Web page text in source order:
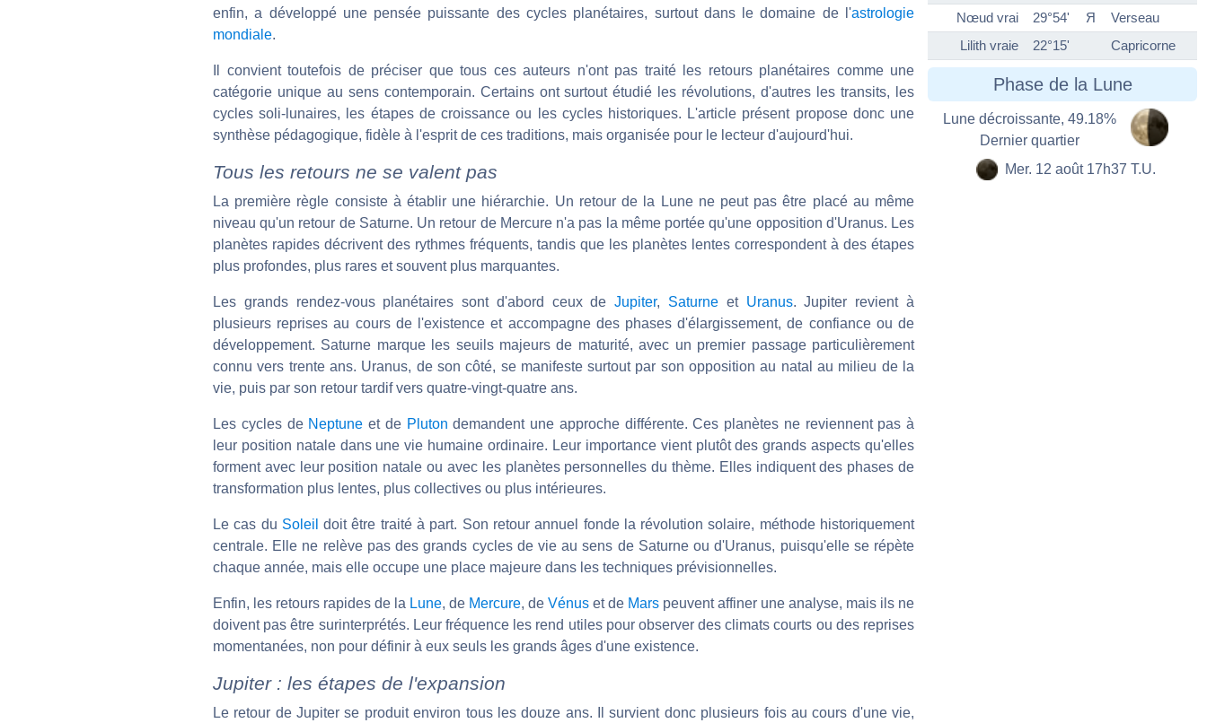
enfin, a développé une pensée puissante des cycles planétaires, surtout dans le domaine de l'astrologie
mondiale.
Il convient toutefois de préciser que tous ces auteurs n'ont pas traité les retours planétaires comme une
catégorie unique au sens contemporain. Certains ont surtout étudié les révolutions, d'autres les transits, les
cycles soli-lunaires, les étapes de croissance ou les cycles historiques. L'article présent propose donc une
synthèse pédagogique, fidèle à l'esprit de ces traditions, mais organisée pour le lecteur d'aujourd'hui.
Tous les retours ne se valent pas
La première règle consiste à établir une hiérarchie. Un retour de la Lune ne peut pas être placé au même
niveau qu'un retour de Saturne. Un retour de Mercure n'a pas la même portée qu'une opposition d'Uranus. Les
planètes rapides décrivent des rythmes fréquents, tandis que les planètes lentes correspondent à des étapes
plus profondes, plus rares et souvent plus marquantes.
Les grands rendez-vous planétaires sont d'abord ceux deJupiter, Saturne et Uranus. Jupiter revient à
plusieurs reprises au cours de l'existence et accompagne des phases d'élargissement, de confiance ou de
développement. Saturne marque les seuils majeurs de maturité, avec un premier passage particulièrement
connu vers trente ans. Uranus, de son côté, se manifeste surtout par son opposition au natal au milieu de la
vie, puis par son retour tardif vers quatre-vingt-quatre ans.
Les cycles de Neptune et de Pluton demandent une approche différente. Ces planètes ne reviennent pas à
leur position natale dans une vie humaine ordinaire. Leur importance vient plutôt des grands aspects qu'elles
forment avec leur position natale ou avec les planètes personnelles du thème. Elles indiquent des phases de
transformation plus lentes, plus collectives ou plus intérieures.
Le cas du Soleil doit être traité à part. Son retour annuel fonde la révolution solaire, méthode historiquement
centrale. Elle ne relève pas des grands cycles de vie au sens de Saturne ou d'Uranus, puisqu'elle se répète
chaque année, mais elle occupe une place majeure dans les techniques prévisionnelles.
Enfin, les retours rapides de la Lune, de Mercure, de Vénus et de Mars peuvent affiner une analyse, mais ils ne
doivent pas être surinterprétés. Leur fréquence les rend utiles pour observer des climats courts ou des reprises
momentanées, non pour définir à eux seuls les grands âges d'une existence.
Jupiter : les étapes de l'expansion
Le retour de Jupiter se produit environ tous les douze ans. Il survient donc plusieurs fois au cours d'une vie,
Nœud vrai
29°54' Я
Verseau
Lilith vraie
22°15' Capricorne
Phase de la Lune
Lune décroissante, 49.18%
Dernier quartier
Mer. 12 août 17h37 T.U.